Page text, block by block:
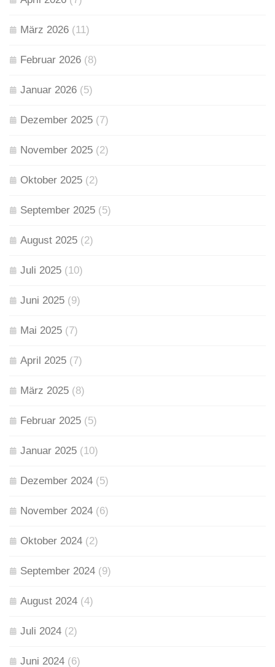
März 2026 (11)
Februar 2026 (8)
Januar 2026 (5)
Dezember 2025 (7)
November 2025 (2)
Oktober 2025 (2)
September 2025 (5)
August 2025 (2)
Juli 2025 (10)
Juni 2025 (9)
Mai 2025 (7)
April 2025 (7)
März 2025 (8)
Februar 2025 (5)
Januar 2025 (10)
Dezember 2024 (5)
November 2024 (6)
Oktober 2024 (2)
September 2024 (9)
August 2024 (4)
Juli 2024 (2)
Juni 2024 (6)